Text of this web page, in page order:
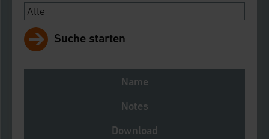
Suche starten
Name
Notes
Download